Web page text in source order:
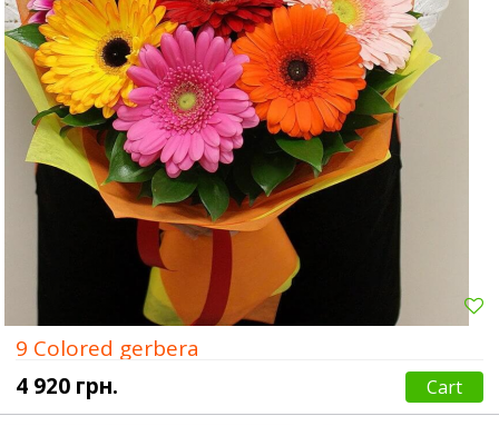
9 Colored gerbera
4 920 грн.
Cart